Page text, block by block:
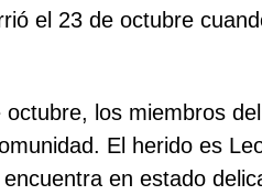
el 23 de octubre
los miembros
El herido es
en estado